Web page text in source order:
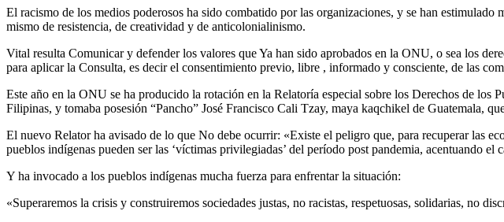
El racismo de los medios poderosos ha sido combatido por las organizaciones, y se han
mismo de resistencia, de creatividad y de anticolonialinismo.
Vital resulta Comunicar y defender los valores que Ya han sido aprobados en la ONU, o sea los
para aplicar la Consulta, es decir el consentimiento previo, libre , informado y consciente, de las
Este año en la ONU se ha producido la rotación en la Relatoría especial sobre los Derechos de
Filipinas, y tomaba posesión “Pancho” José Francisco Cali Tzay, maya kaqchikel de Guatemala,
El nuevo Relator ha avisado de lo que No debe ocurrir: «Existe el peligro que, para recuperar las
pueblos indígenas pueden ser las ‘víctimas privilegiadas’ del período post pandemia, acentuando
Y ha invocado a los pueblos indígenas mucha fuerza para enfrentar la situación:
«Superaremos la crisis y construiremos sociedades justas, no racistas, respetuosas, solidarias, no